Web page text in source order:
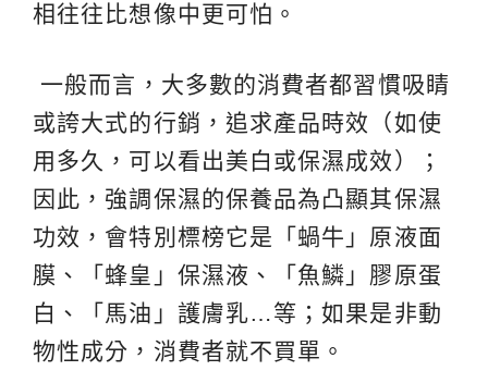
相往往比想像中更可怕。
一般而言，大多數的消費者都習慣吸睛
或誇大式的行銷，追求產品時效（如使
用多久，可以看出美白或保濕成效）；
因此，強調保濕的保養品為凸顯其保濕
功效，會特別標榜它是「蝸牛」原液面
膜、「蜂皇」保濕液、「魚鱗」膠原蛋
白、「馬油」護膚乳…等；如果是非動
物性成分，消費者就不買單。